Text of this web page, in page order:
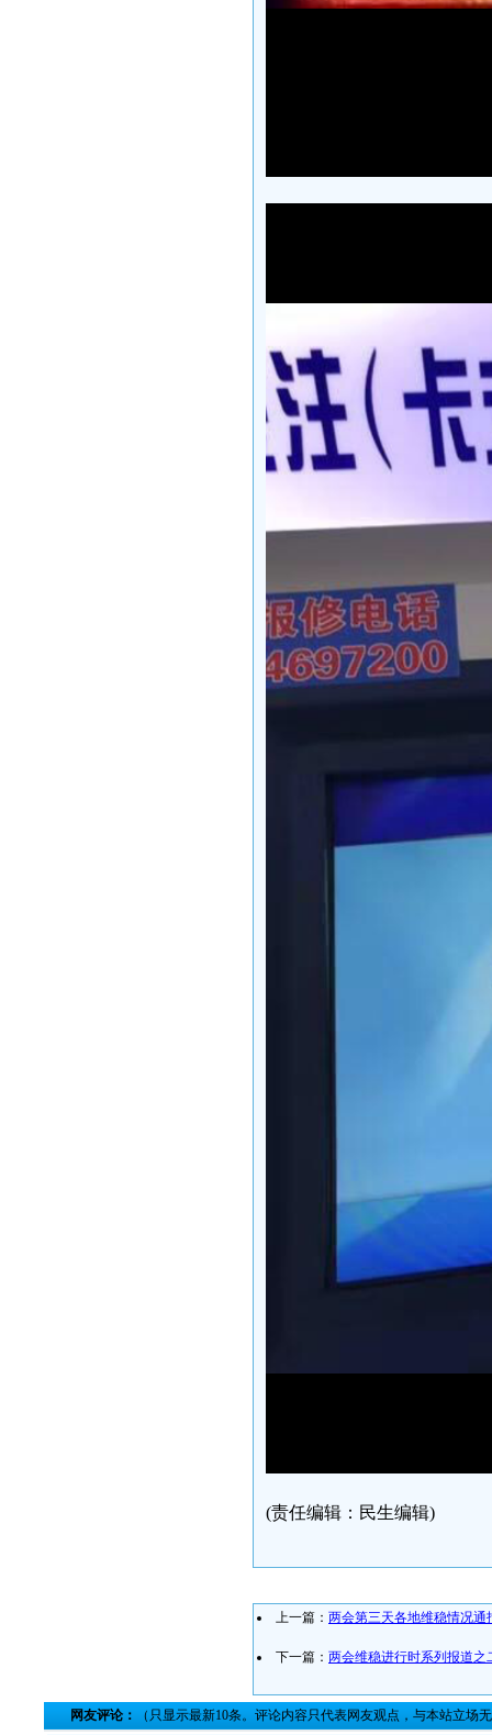
(责任编辑：民生编辑)
上一篇： 两会第三天各地维稳情况通
下一篇： 两会维稳进行时系列报道之
网友评论： （只显示最新10条。评论内容只代表网友观点，与本站立场